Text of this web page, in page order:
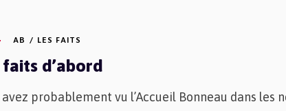
AB LES FAITS
faits d’abord
avez probablement vu l’Accueil Bonneau dans les